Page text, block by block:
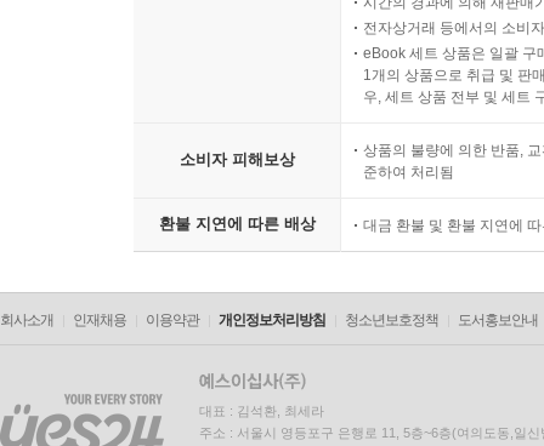
전자상거래 등에서의 소비
eBook 세트 상품은 일괄 구
1개의 상품으로 취급 및 판
우, 세트 상품 전부 및 세트
소비자 피해보상
상품의 불량에 의한 반품,
준하여 처리됨
환불 지연에 따른 배상 대금 환불 및 환불 지연에
회사소개 인재채용 이용약관 개인정보처리방침 청소년보호정책 도서홍보안내
대표 : 김석환, 최세라
주소 : 서울시 영등포구 은행로 11, 5층~6층(여의도동,일신